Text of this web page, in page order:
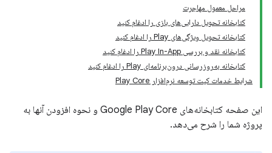
مراحل معمول مهاجرت
کتابخانه تحویل دارایی‌های بازی را ادغام کنید
کتابخانه تحویل ویژگی‌های Play را ادغام کنید
کتابخانه نقد و بررسی Play In-App را ادغام کنید
کتابخانه به‌روزرسانی درون‌برنامه‌ای Play را ادغام کنید
شرایط خدمات کیت توسعه نرم‌افزار Play Core
این صفحه کتابخانه‌های Google Play Core و نحوه افزودن آنها به
پروژه شما را شرح می‌دهد.